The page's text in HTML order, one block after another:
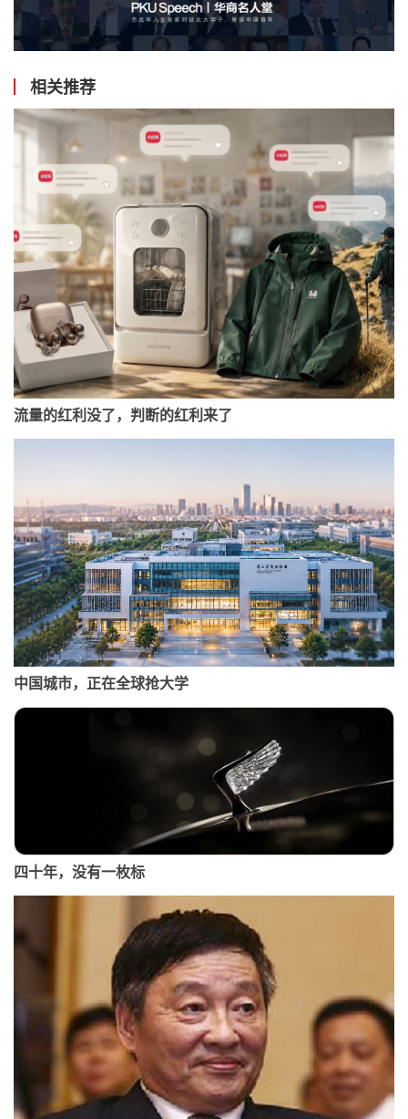
相关推荐
流量的红利没了，判断的红利来了
中国城市，正在全球抢大学
四十年，没有一枚标